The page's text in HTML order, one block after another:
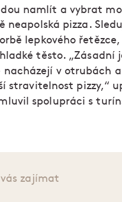
namlít a vybrat
neapolská pizza.
lepkového řetězce,
těsto. „Zásadní
nacházejí v otrubách
stravitelnost pizzy,“
spolupráci s
zajímat